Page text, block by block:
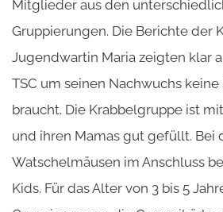
Mitglieder aus den
Gruppierungen. Die Berichte der
Jugendwartin Maria zeigten klar
TSC um seinen Nachwuchs
braucht. Die Krabbelgruppe ist
und ihren Mamas gut gefüllt. Bei
Watschelmäusen im Anschluss
Kids. Für das Alter von 3 bis 5